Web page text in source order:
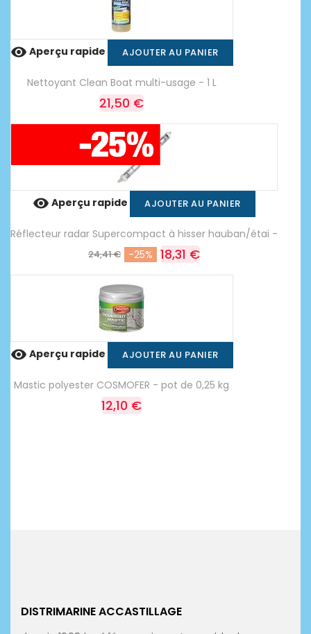
 Aperçu rapide AJOUTER AU PANIER
Nettoyant Clean Boat multi-usage - 1 L
21,50 €
 Aperçu rapide AJOUTER AU PANIER
Réflecteur radar Supercompact à hisser hauban/étai -
24,41 € -25% 18,31 €
 Aperçu rapide AJOUTER AU PANIER
Mastic polyester COSMOFER - pot de 0,25 kg
12,10 €
DISTRIMARINE ACCASTILLAGE